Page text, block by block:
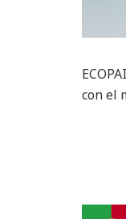
con el